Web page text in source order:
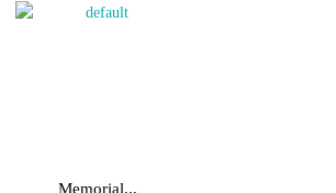
Memorial...